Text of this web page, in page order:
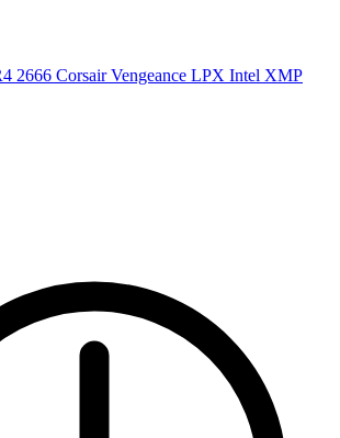
2666 Corsair Vengeance LPX Intel XMP